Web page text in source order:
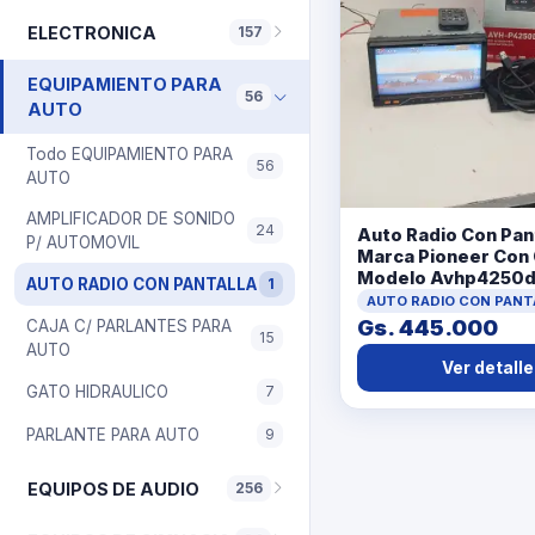
ELECTRONICA 157
EQUIPAMIENTO PARA
AUTO
56
Todo EQUIPAMIENTO PARA
AUTO
56
AMPLIFICADOR DE SONIDO
P/ AUTOMOVIL
24
AUTO RADIO CON PANTALLA 1
CAJA C/ PARLANTES PARA
AUTO
15
GATO HIDRAULICO 7
PARLANTE PARA AUTO 9
EQUIPOS DE AUDIO 256
Auto Radio Con
Marca Pioneer
Modelo
Usado Con
Tiene '' Acc Ficha
AUTO RADIO CON
Gs. 445.000
Ver detalle